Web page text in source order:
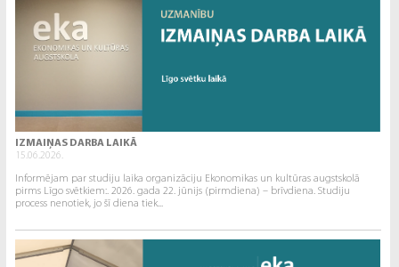
IZMAIŅAS DARBA LAIKĀ
15.06.2026.
Informējam par studiju laika organizāciju Ekonomikas un kultūras augstskolā
pirms Līgo svētkiem:. 2026. gada 22. jūnijs (pirmdiena) – brīvdiena. Studiju
process nenotiek, jo šī diena tiek...